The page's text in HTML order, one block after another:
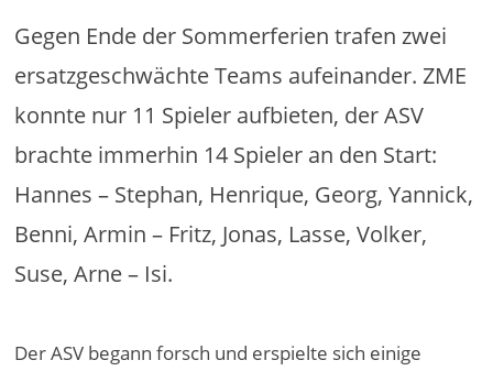
Gegen Ende der Sommerferien trafen zwei
ersatzgeschwächte Teams aufeinander. ZME
konnte nur 11 Spieler aufbieten, der ASV
brachte immerhin 14 Spieler an den Start:
Hannes – Stephan, Henrique, Georg, Yannick,
Benni, Armin – Fritz, Jonas, Lasse, Volker,
Suse, Arne – Isi.
Der ASV begann forsch und erspielte sich einige